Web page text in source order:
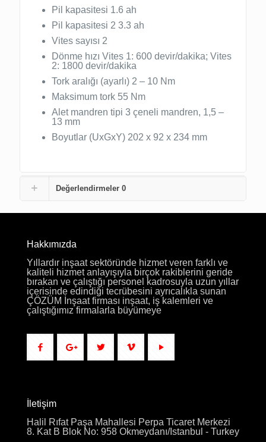
Pil kapasitesi 1.6 ah
Pil kapasitesi 2 3.3 ah
Vites sayısı 2
Dönme hızı Vites 1: 600 devir/dakika; Vites
2: 1800 devir/dakika
Tork aralığı (ayarlı) 2 – 10 Nm
Maksimum tork 55 Nm
Alet mandren tipi 3 çeneli mandren, 1,5 –
13 mm
Boyutlar (UxGxY) 202 x 92 x 234 mm
Değerlendirmeler 0
Hakkımızda
Yıllardır inşaat sektöründe hizmet veren farklı ve
kaliteli hizmet anlayışıyla birçok rakiblerini geride
bırakan ve çalıştığı personel kadrosuyla uzun yıllar
içerisinde edindiği tecrübesini ayrıcalıkla sunan
ÇÖZÜM İnşaat firması inşaat, iş kalemleri ve
çalıştığımız firmalarla büyümeye
İletişim
Halil Rıfat Paşa Mahallesi Perpa Ticaret Merkezi
8. Kat B Blok No: 958 Okmeydanı/Istanbul - Turkey